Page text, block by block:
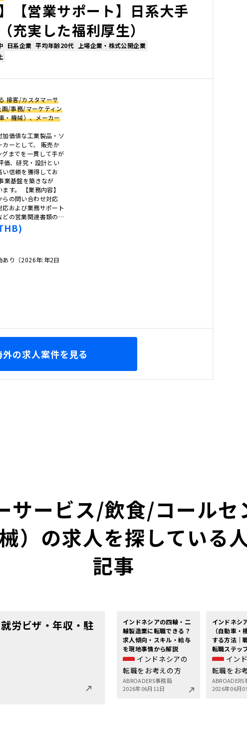
【営業サポート】日系大手
充実した福利厚生）
日系企業 平均年齢20代
上場企業・株式公開企業
接客/カスタマーサ
/事務/マーケティン
・機械）、メーカー
価値な工業製品・ソ
カーとして、 販売か
グまでを一貫して手が
価、研究・設計とい
信頼を獲得してお
業基盤を築きなが
す。 【業務内容】
らの問い合わせ対応
応および業務サポート
どの営業関連書類の…
り（2026年:年2日
外の求人案件を見る
サービス/飲食/コールセ
）の求人を探している
記事
労ビザ・年収・駐
インドネシアの四輪・二
輪製造業に転職できる？
求人傾向・スキル・給与
を現地事情から解説
インドネシアの
転職をお考えの方
ABROADERS事務局
2026年06月11日
インドネシ
（自動車・
する方法｜
転職ステッ
イン
転職をお
ABROADERS
2026年06月